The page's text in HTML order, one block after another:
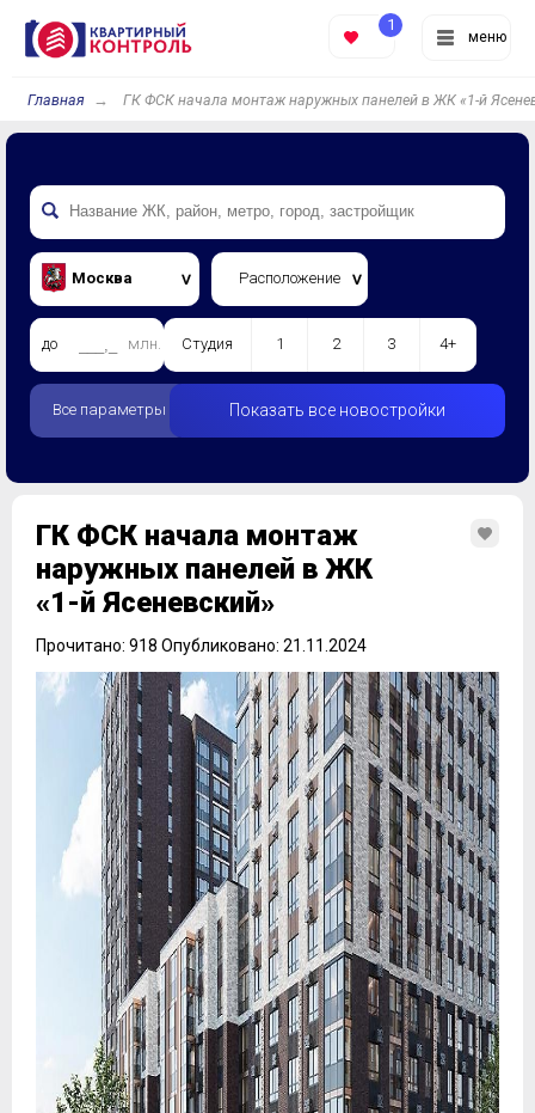
меню
1
Главная ГК ФСК начала монтаж наружных панелей в ЖК «1-й
Москва Расположение
до млн. Студия 1 2 3 4+
Все параметры Показать все новостройки
ГК ФСК начала монтаж
наружных панелей в ЖК
«1-й Ясеневский»
Прочитано: 918 Опубликовано: 21.11.2024